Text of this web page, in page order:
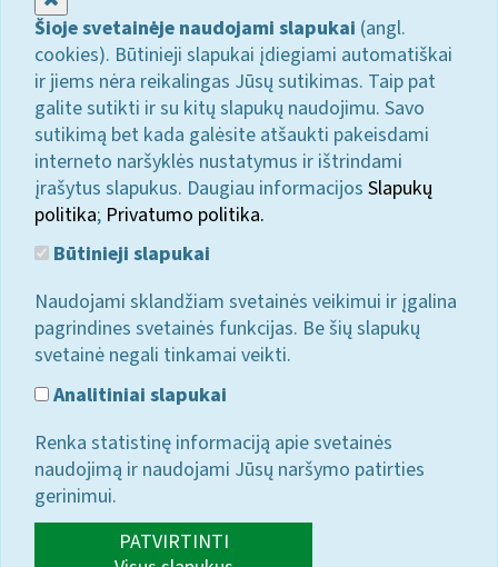
Šioje svetainėje naudojami slapukai (angl.
cookies). Būtinieji slapukai įdiegiami automatiškai
ir jiems nėra reikalingas Jūsų sutikimas. Taip pat
galite sutikti ir su kitų slapukų naudojimu. Savo
sutikimą bet kada galėsite atšaukti pakeisdami
interneto naršyklės nustatymus ir ištrindami
įrašytus slapukus. Daugiau informacijos Slapukų
politika; Privatumo politika.
Būtinieji slapukai
Naudojami sklandžiam svetainės veikimui ir įgalina
pagrindines svetainės funkcijas. Be šių slapukų
svetainė negali tinkamai veikti.
Analitiniai slapukai
Renka statistinę informaciją apie svetainės
naudojimą ir naudojami Jūsų naršymo patirties
gerinimui.
PATVIRTINTI